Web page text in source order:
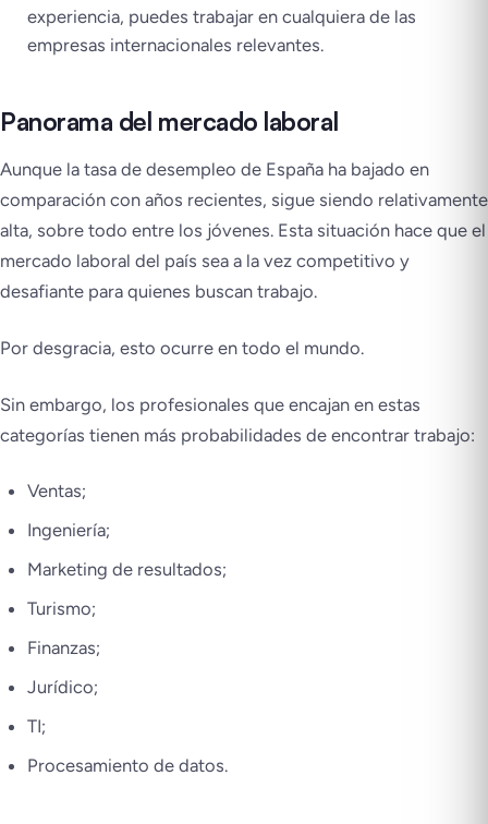
experiencia, puedes trabajar en cualquiera de las
empresas internacionales relevantes.
Panorama del mercado laboral
Aunque la tasa de desempleo de España ha bajado en
comparación con años recientes, sigue siendo relativamente
alta, sobre todo entre los jóvenes. Esta situación hace que el
mercado laboral del país sea a la vez competitivo y
desafiante para quienes buscan trabajo.
Por desgracia, esto ocurre en todo el mundo.
Sin embargo, los profesionales que encajan en estas
categorías tienen más probabilidades de encontrar trabajo:
Ventas;
Ingeniería;
Marketing de resultados;
Turismo;
Finanzas;
Jurídico;
TI;
Procesamiento de datos.